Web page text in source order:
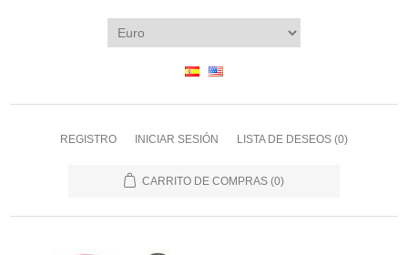
REGISTRO INICIAR SESIÓN LISTA DE DESEOS (0)
CARRITO DE COMPRAS (0)